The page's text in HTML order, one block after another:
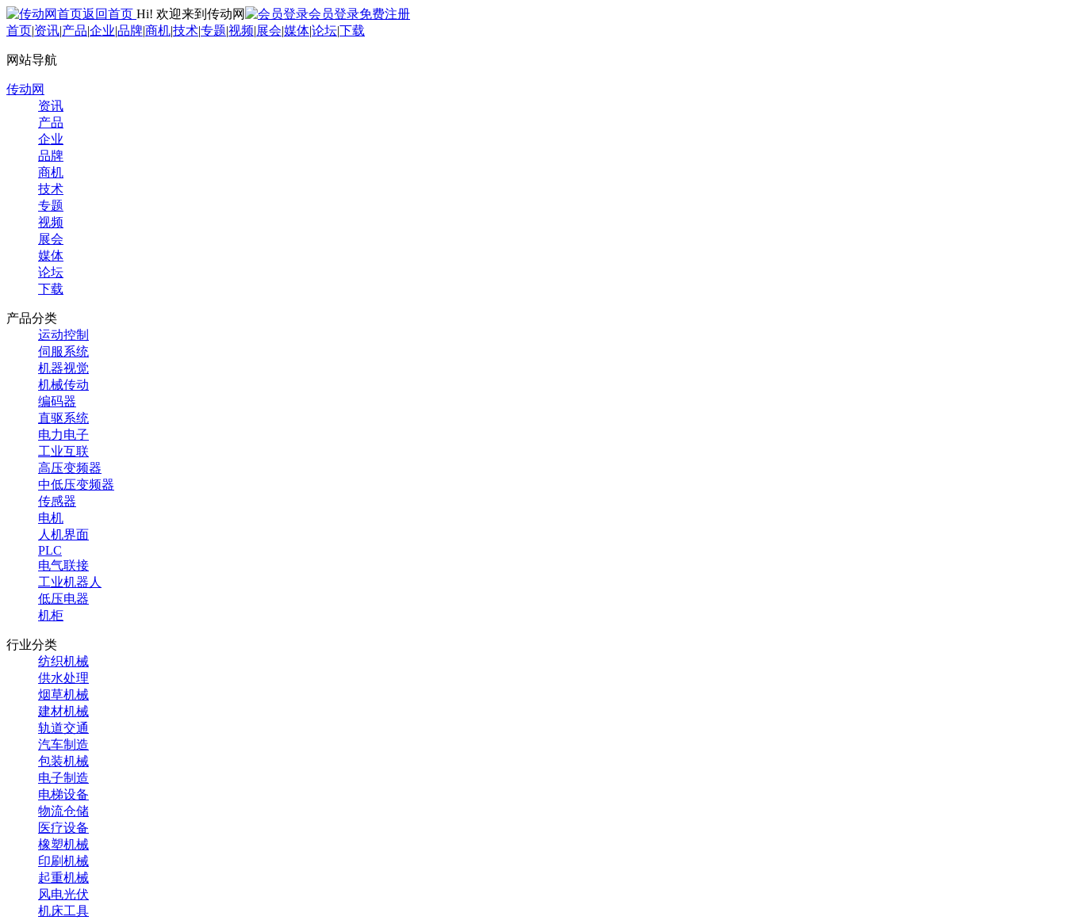
返回首页 Hi! 欢迎来到传动网 会员登录免费注册
首页|资讯|产品|企业|品牌|商机|技术|专题|视频|展会|媒体|论坛|下载
网站导航
传动网
资讯
产品
企业
品牌
商机
技术
专题
视频
展会
媒体
论坛
下载
产品分类
运动控制
伺服系统
机器视觉
机械传动
编码器
直驱系统
电力电子
工业互联
高压变频器
中低压变频器
传感器
电机
人机界面
PLC
电气联接
工业机器人
低压电器
机柜
行业分类
纺织机械
供水处理
烟草机械
建材机械
轨道交通
汽车制造
包装机械
电子制造
电梯设备
物流仓储
医疗设备
橡塑机械
印刷机械
起重机械
风电光伏
机床工具